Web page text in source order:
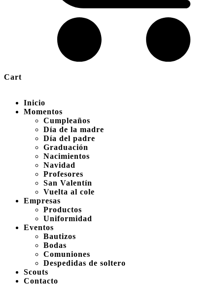
Cart
Inicio
Momentos
Cumpleaños
Día de la madre
Día del padre
Graduación
Nacimientos
Navidad
Profesores
San Valentín
Vuelta al cole
Empresas
Productos
Uniformidad
Eventos
Bautizos
Bodas
Comuniones
Despedidas de soltero
Scouts
Contacto